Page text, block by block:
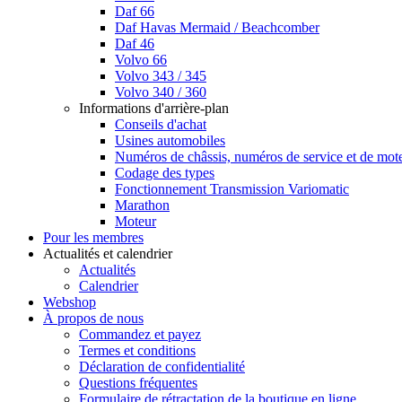
Daf 66
Daf Havas Mermaid / Beachcomber
Daf 46
Volvo 66
Volvo 343 / 345
Volvo 340 / 360
Informations d'arrière-plan
Conseils d'achat
Usines automobiles
Numéros de châssis, numéros de service et de
Codage des types
Fonctionnement Transmission Variomatic
Marathon
Moteur
Pour les membres
Actualités et calendrier
Actualités
Calendrier
Webshop
À propos de nous
Commandez et payez
Termes et conditions
Déclaration de confidentialité
Questions fréquentes
Formulaire de rétractation de la boutique en ligne